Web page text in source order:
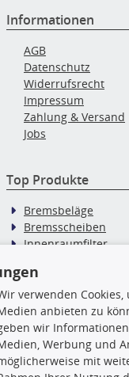
Informationen
AGB
Datenschutz
Widerrufsrecht
Impressum
Zahlung & Versand
Jobs
Top Produkte
Bremsbeläge
Bremsscheiben
Innenraumfilter
Wischerblätter
Zündkerzen
verwenden
anbieten zu
wir
Werbung und
mit